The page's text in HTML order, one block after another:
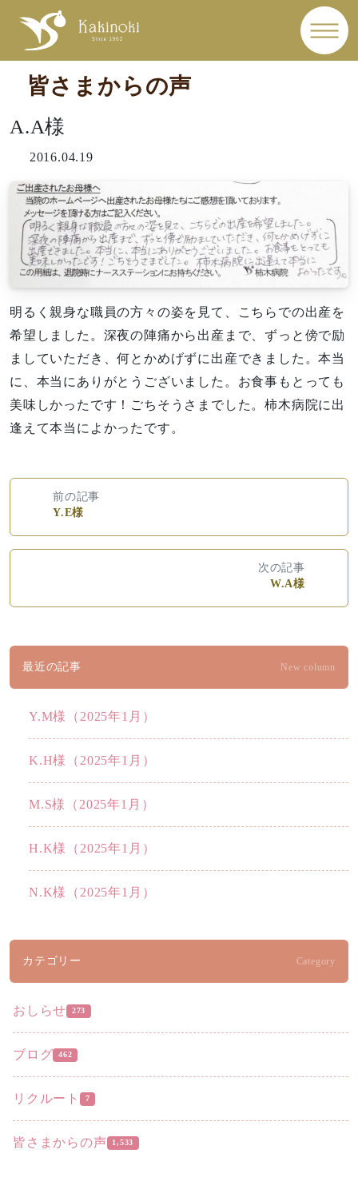
皆さまからの声
A.A様
2016.04.19
明るく親身な職員の方々の姿を見て、こちらでの出産を
希望しました。深夜の陣痛から出産まで、ずっと傍で励
ましていただき、何とかめげずに出産できました。本当
に、本当にありがとうございました。お食事もとっても
美味しかったです！ごちそうさまでした。柿木病院に出
逢えて本当によかったです。
前の記事
Y.E様
次の記事
W.A様
最近の記事 New column
Y.M様（2025年1月）
K.H様（2025年1月）
M.S様（2025年1月）
H.K様（2025年1月）
N.K様（2025年1月）
カテゴリー Category
おしらせ 273
ブログ 462
リクルート 7
皆さまからの声 1,533